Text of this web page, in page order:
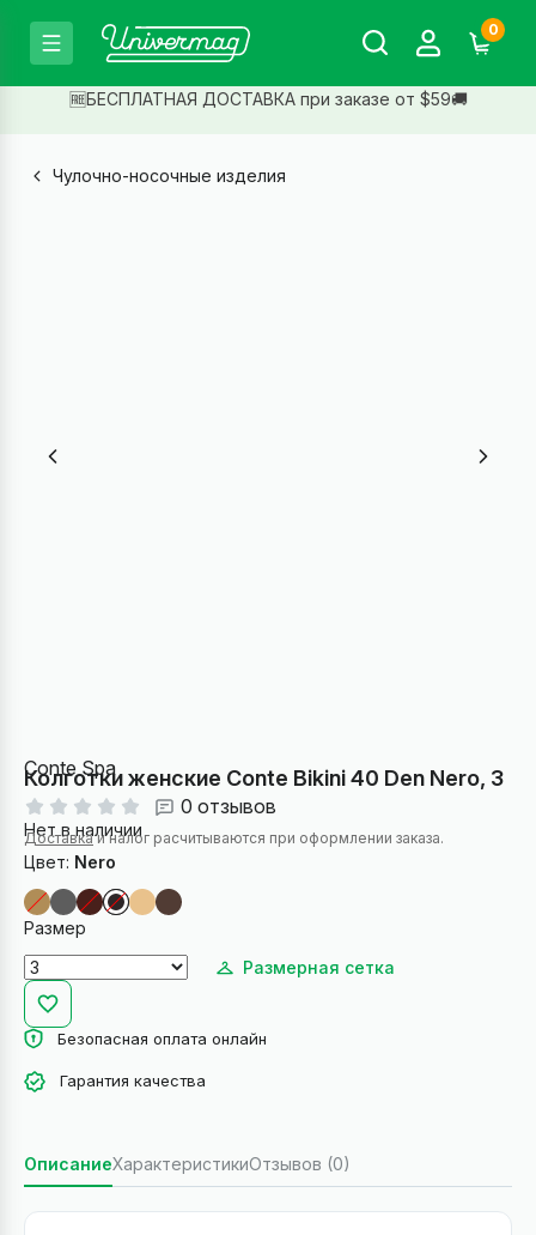
0
🆓БЕСПЛАТНАЯ ДОСТАВКА при заказе от $59🚚
Чулочно-носочные изделия
Conte Spa
Колготки женские Conte Bikini 40 Den Nero, 3
0 отзывов
Нет в наличии
Доставкаи налог расчитываются при оформлении заказа.
Цвет: Nero
Размер
Размерная сетка
Безопасная оплата онлайн
Гарантия качества
ОписаниеХарактеристикиОтзывов (0)